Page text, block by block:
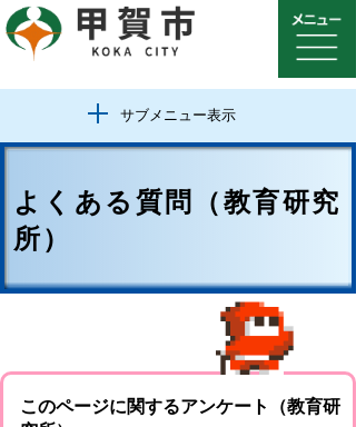
サブメニュー表示
よくある質問（教育研究
所）
このページに関するアンケート（教育研